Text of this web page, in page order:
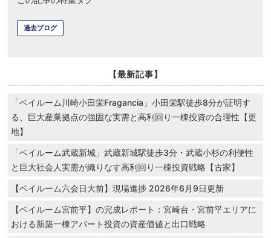
過去ブログ
【最新記事】
「ベイルーム川崎小田栄Fragancia」小田栄駅徒歩8分が証明す
る、巨大産業拠点の強固な実需と高利回り一棟投資の合理性【更
地】
「ベイルーム武蔵新城」武蔵新城駅徒歩3分・武蔵小杉の利便性
と巨大社会人実需が織りなす高利回り一棟投資戦略【古家】
【ベイルーム六会日大前】現場進捗 2026年6月9日更新
【ベイルーム宮前平】の完成レポート：宮崎台・宮前平エリアに
おける新築一棟アパート投資の資産価値と出口戦略